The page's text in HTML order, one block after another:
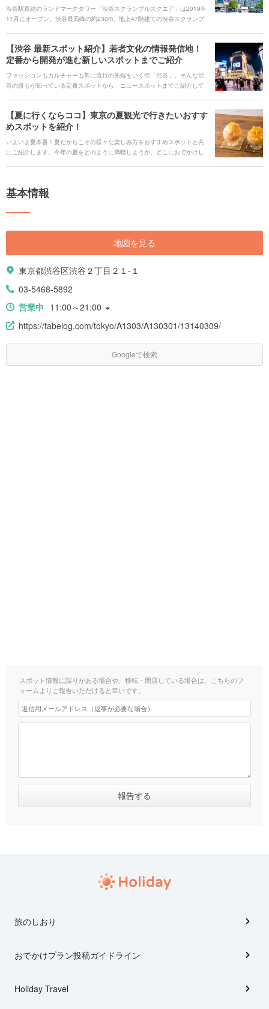
渋谷駅直結のランドマークタワー「渋谷スクランブルスクエア」は2019年
11月にオープン。渋谷最高峰の約230m、地上47階建ての渋谷スクランブ
ができる展望施設「渋谷スカイ」は、昼の眺望とはまた異なる夜の美しい
演出が見どころです。注目のグルメやショップ、各フロアの特徴、駅から
します！ # 渋谷スカイにも行っている！渋谷の話題の施設を巡る動画
[youtube:id:r25xuPuN1GU]
【渋谷 最新スポット紹介】若者文化の情報発信地！
定番から開発が進む新しいスポットまでご紹介
ファッションもカルチャーも常に流行の先端をいく街「渋谷」。そんな渋
谷の誰もが知っている定番スポットから、ニュースポットまでご紹介して
続け新しく生まれ変わろうとしている渋谷の街に遊びに出掛けましょう。
【夏に行くならココ】東京の夏観光で行きたいおすす
めスポットを紹介！
いよいよ夏本番！夏だからこその様々な楽しみ方をおすすめスポットと共
にご紹介します。今年の夏をどのように満喫しようか、どこにおでかけし
基本情報
地図を見る
東京都渋谷区渋谷２丁目２１-１
03-5468-5892
営業中 11:00～21:00
https://tabelog.com/tokyo/A1303/A130301/13140309/
Googleで検索
スポット情報に誤りがある場合や、移転・閉店している場合は、こちらのフ
ォームよりご報告いただけると幸いです。
旅のしおり
おでかけプラン投稿ガイドライン
Holiday Travel